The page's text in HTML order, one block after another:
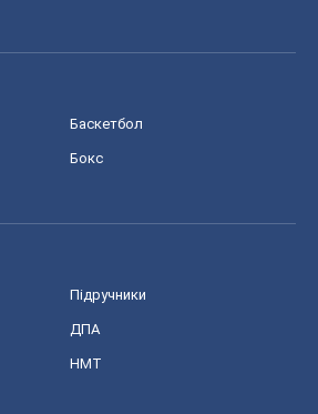
Баскетбол
Бокс
Підручники
ДПА
НМТ